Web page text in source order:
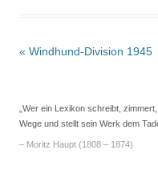
Beitrags-
« Windhund-Division 1945
„Wer ein Lexikon schreibt,
Wege und stellt sein Werk dem
– Moritz Haupt (1808 – 1874)